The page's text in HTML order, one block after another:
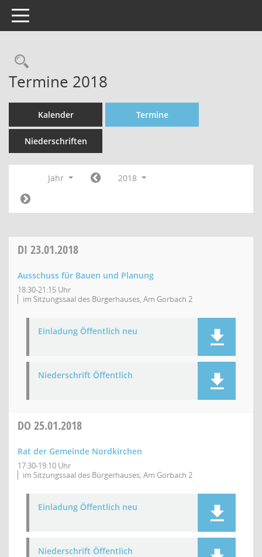
Toggle navigation
Rechercheauswahl
Termine 2018
Kalender Termine
Niederschriften
Jahr 2018
DI 23.01.2018
Ausschuss für Bauen und Planung
18:30-21:15 Uhr
im Sitzungssaal des Bürgerhauses, Am Gorbach 2
Einladung Öffentlich neu
Niederschrift Öffentlich
DO 25.01.2018
Rat der Gemeinde Nordkirchen
17:30-19:10 Uhr
im Sitzungssaal des Bürgerhauses, Am Gorbach 2
Einladung Öffentlich neu
Niederschrift Öffentlich